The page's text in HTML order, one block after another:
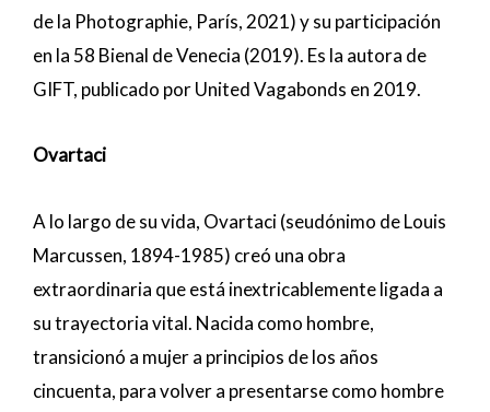
de la Photographie, París, 2021) y su participación
en la 58 Bienal de Venecia (2019). Es la autora de
GIFT, publicado por United Vagabonds en 2019.
Ovartaci
A lo largo de su vida, Ovartaci(seudónimo de Louis
Marcussen, 1894-1985) creó una obra
extraordinaria que está inextricablemente ligada a
su trayectoria vital. Nacida como hombre,
transicionó a mujer a principios de los años
cincuenta, para volver a presentarse como hombre